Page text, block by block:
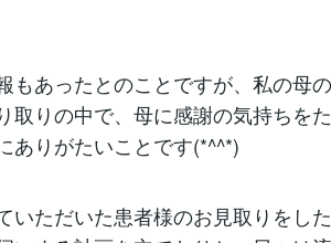
しのできる優しい大人になってい
、ふたりぶんの声、わたしに届い
もあったとのことですが、私の母
取りの中で、母に感謝の気持ちを
ありがたいことです(*^^*)
いただいた患者様のお見取りをし